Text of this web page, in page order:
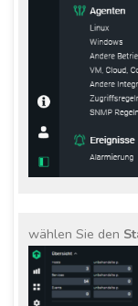
wählen Sie den